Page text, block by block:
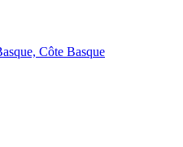
Côte Basque